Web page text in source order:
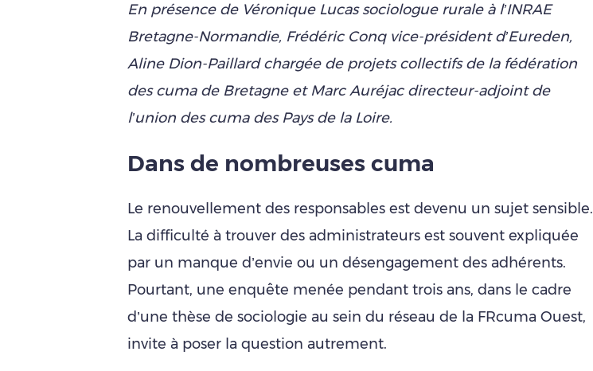
En présence de Véronique Lucas sociologue rurale à l’INRAE
Bretagne-Normandie, Frédéric Conq vice-président d’Eureden,
Aline Dion-Paillard chargée de projets collectifs de la fédération
des cuma de Bretagne et Marc Auréjac directeur-adjoint de
l’union des cuma des Pays de la Loire.
Dans de nombreuses cuma
Le renouvellement des responsables est devenu un sujet sensible.
La difficulté à trouver des administrateurs est souvent expliquée
par un manque d’envie ou un désengagement des adhérents.
Pourtant, une enquête menée pendant trois ans, dans le cadre
d’une thèse de sociologie au sein du réseau de la FRcuma Ouest,
invite à poser la question autrement.